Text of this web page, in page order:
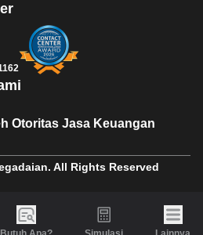
Otoritas Jasa Keuangan
All Rights Reserved